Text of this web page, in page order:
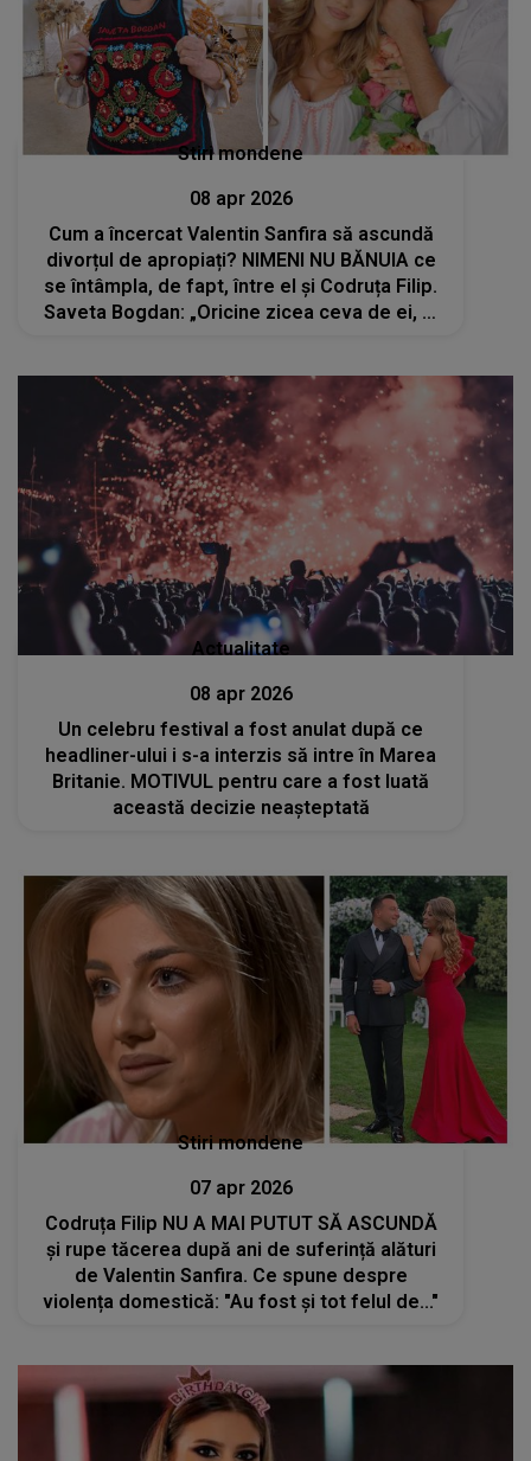
Stiri mondene
08 apr 2026
Cum a încercat Valentin Sanfira să ascundă
divorțul de apropiați? NIMENI NU BĂNUIA ce
se întâmpla, de fapt, între el și Codruța Filip.
Saveta Bogdan: „Oricine zicea ceva de ei, el
Actualitate
08 apr 2026
Un celebru festival a fost anulat după ce
headliner-ului i s-a interzis să intre în Marea
Britanie. MOTIVUL pentru care a fost luată
această decizie neașteptată
Stiri mondene
07 apr 2026
Codruța Filip NU A MAI PUTUT SĂ ASCUNDĂ
și rupe tăcerea după ani de suferință alături
de Valentin Sanfira. Ce spune despre
violența domestică: "Au fost și tot felul de..."